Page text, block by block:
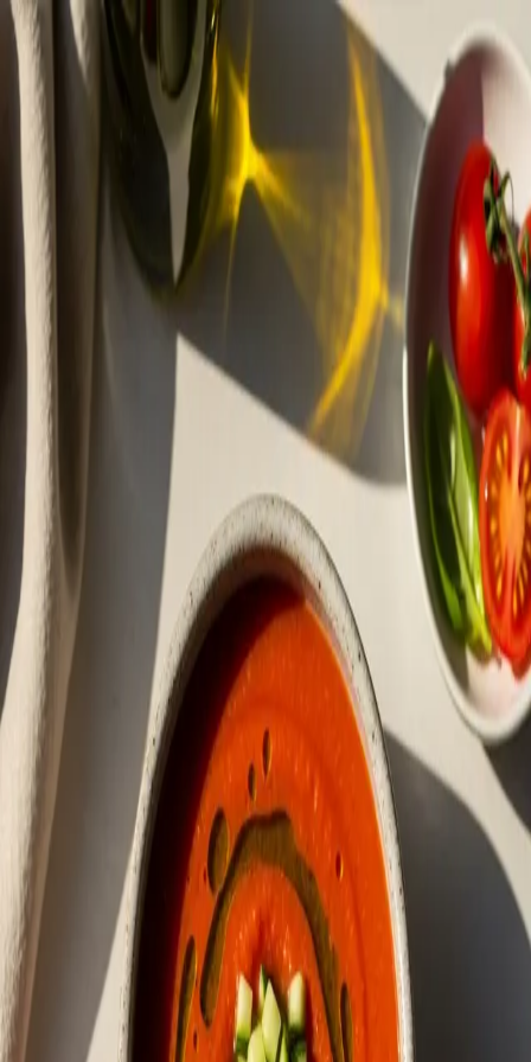
맛Cal
2026년 5월 6일 수요일
양식
가스파초
Gazpacho
토마토 수프인데 차갑다? 처음엔 당황하는데 한 숟갈 먹으면
납득된다. 스페인 사람들이 여름 나는 법을 알고 있었던 거다.
가스파초는 원래 스페인 안달루시아 지방 농부들의 음식이
었다. 토마토가 유럽에 들어오기 전에는 빵, 마늘, 올리브오일,
식초만으로 만들었는데, 지금과는 완전히 다른 하얀 수프였다.
음식 TMI
#가스파초 #차가운수프 #초여름별미
댓글